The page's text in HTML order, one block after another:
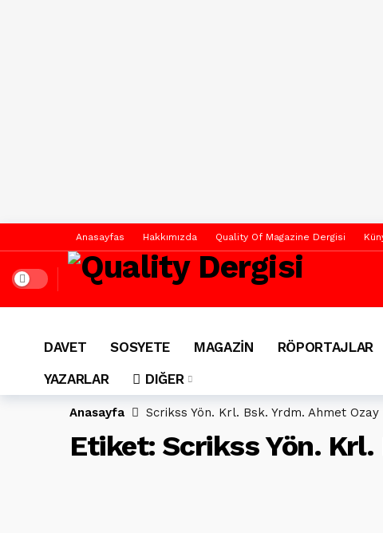
Anasayfas Hakkımızda Quality Of Magazine Dergisi
Dark mode
DAVET SOSYETE MAGAZİN RÖPORTAJLAR
YAZARLAR
DIĞER
Anasayfa Scrikss Yön. Krl. Bsk. Yrdm. Ahmet Özay
Etiket: Scrikss Yön.